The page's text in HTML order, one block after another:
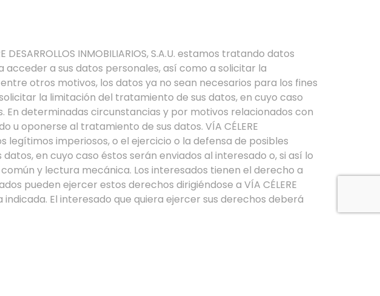
INMOBILIARIOS, S.A.U. estamos tratando datos
a sus datos personales, así como a solicitar la
otros motivos, los datos ya no sean necesarios para los fines
la limitación del tratamiento de sus datos, en cuyo caso
determinadas circunstancias y por motivos relacionados con
oponerse al tratamiento de sus datos. VÍA CÉLERE
legítimos imperiosos, o el ejercicio o la defensa de posibles
en cuyo caso éstos serán enviados al interesado o, si así lo
y lectura mecánica. Los interesados tienen el derecho a
pueden ejercer estos derechos dirigiéndose a VÍA CÉLERE
indicada. El interesado que quiera ejercer sus derechos deberá